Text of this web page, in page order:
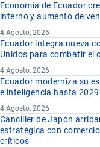
Economía de Ecuador
interno y aumento de
4 Agosto, 2026
Ecuador integra nueva
Unidos para combatir el
4 Agosto, 2026
Ecuador moderniza su
e inteligencia hasta 2029
4 Agosto, 2026
Canciller de Japón
estratégica con
críticos